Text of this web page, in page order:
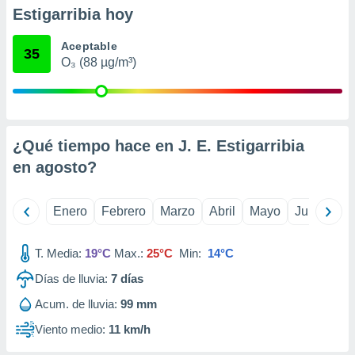
su
datos
momento
en
un
o acceder
datos
Estigarribia hoy
35 Aceptable
O₃ (88 µg/m³)
¿Qué tiempo hace en J. E. Estigarribia
en agosto?
Enero Febrero Marzo Abril Mayo Junio
T. Media: 19°C Max.: 25°C Min: 14°C
Días de lluvia: 7 días
Acum. de lluvia: 99 mm
Viento medio: 11 km/h